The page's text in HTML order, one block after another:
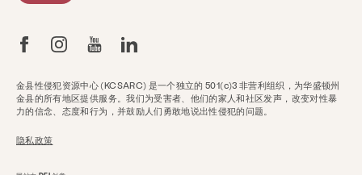
金县性侵犯资源中心 (KCSARC) 是一个独立的 501(c)3 非营利组织，为华盛顿州
金县的所有地区提供服务。我们为受害者、他们的家人和社区发声，改变对性暴
力的信念、态度和行为，并鼓励人们勇敢地说出性侵犯的问题。
隐私政策